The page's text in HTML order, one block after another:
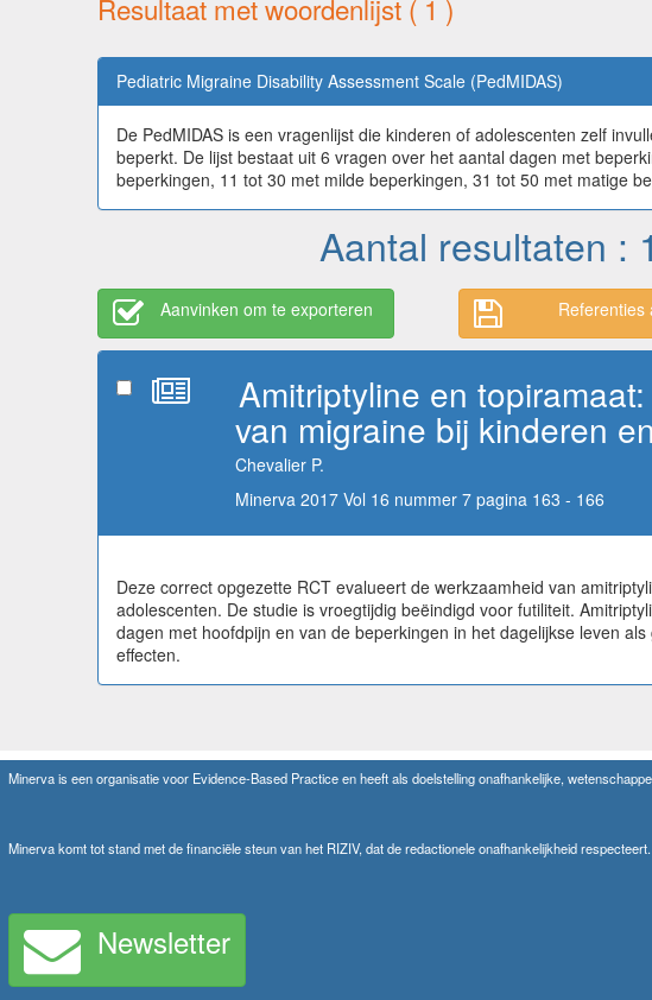
Resultaat met woordenlijst ( 1 )
Pediatric Migraine Disability Assessment Scale (PedMIDAS)
De PedMIDAS is een vragenlijst die kinderen of adolescenten zelf
beperkt. De lijst bestaat uit 6 vragen over het aantal dagen met
beperkingen, 11 tot 30 met milde beperkingen, 31 tot 50 met matige
Aantal resultaten :
Aanvinken om te exporteren Referenties
Amitriptyline en
van migraine bij kinderen
Chevalier P.
Minerva 2017 Vol 16 nummer 7 pagina 163 - 166
Deze correct opgezette RCT evalueert de werkzaamheid van
adolescenten. De studie is vroegtijdig beëindigd voor futiliteit.
dagen met hoofdpijn en van de beperkingen in het dagelijkse leven
effecten.
Minerva is een organisatie voor Evidence-Based Practice en heeft als doelstelling onafhankelijke,
Minerva komt tot stand met de financiële steun van het RIZIV, dat de redactionele onafhankelijkheid respecteert.
Newsletter